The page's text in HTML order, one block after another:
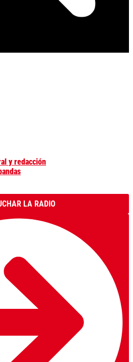
y redacción
LA RADIO